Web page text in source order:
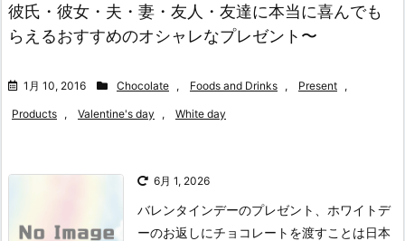
彼氏・彼女・夫・妻・友人・友達に本当に喜んでも
らえるおすすめのオシャレなプレゼント〜
1月 10, 2016 Chocolate , Foods and Drinks , Present ,
Products , Valentine's day , White day
6月 1, 2026
バレンタインデーのプレゼント、ホワイトデ
ーのお返しにチョコレートを渡すことは日本